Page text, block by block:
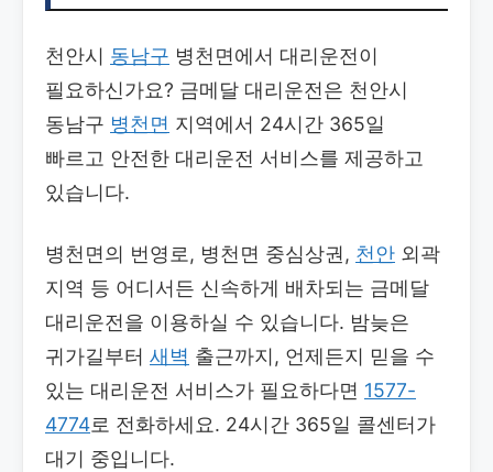
천안시 동남구 병천면에서 대리운전이
필요하신가요? 금메달 대리운전은 천안시
동남구 병천면 지역에서 24시간 365일
빠르고 안전한 대리운전 서비스를 제공하고
있습니다.
병천면의 번영로, 병천면 중심상권, 천안 외곽
지역 등 어디서든 신속하게 배차되는 금메달
대리운전을 이용하실 수 있습니다. 밤늦은
귀가길부터 새벽 출근까지, 언제든지 믿을 수
있는 대리운전 서비스가 필요하다면 1577-
4774로 전화하세요. 24시간 365일 콜센터가
대기 중입니다.